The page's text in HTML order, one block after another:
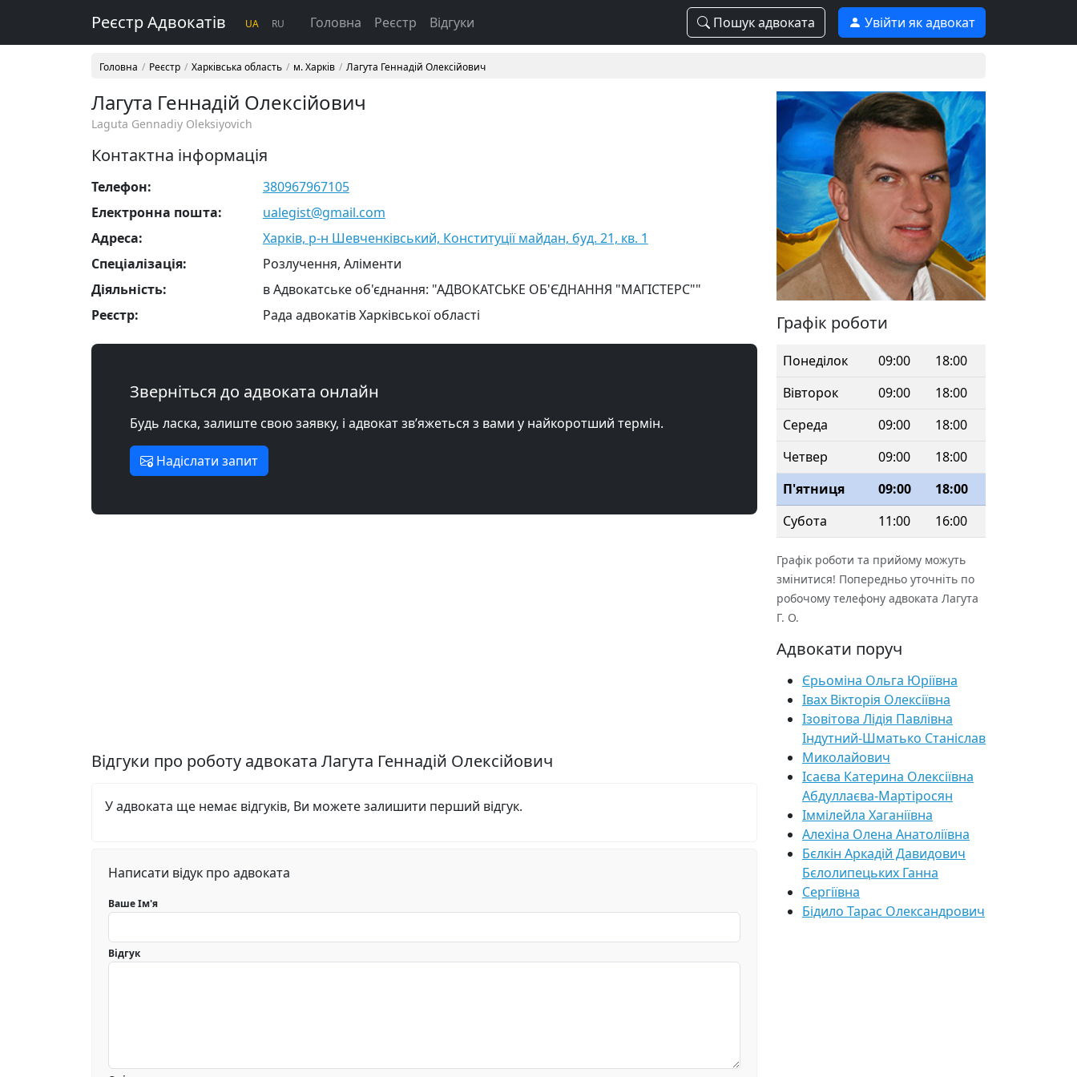
Реєстр Адвокатів UA RU Головна Реєстр Відгуки Пошук адвоката Увійти як адвокат
Головна Реєстр Харківська область м. Харків Лагута Геннадій Олексійович
Лагута Геннадій Олексійович
Laguta Gennadiy Oleksiyovich
Контактна інформація
Телефон:
380967967105
Електронна пошта:
ualegist@gmail.com
Адреса:
Харків, р-н Шевченківський, Конституції майдан, буд. 21, кв. 1
Cпеціалізація:
Розлучення, Аліменти
Діяльність:
в Адвокатське об'єднання: "АДВОКАТСЬКЕ ОБ'ЄДНАННЯ "МАГІСТЕРС""
Реєстр:
Рада адвокатів Харківської області
Зверніться до адвоката онлайн
Будь ласка, залиште свою заявку, і адвокат зв’яжеться з вами у найкоротший термін.
Надіслати запит
Відгуки про роботу адвоката Лагута Геннадій Олексійович
У адвоката ще немає відгуків, Ви можете залишити перший відгук.
Написати відук про адвоката
Ваше Ім'я
Відгук
Графік роботи
Понеділок 09:00
18:00
Вівторок
09:00
18:00
Середа
09:00
18:00
Четвер
09:00
18:00
П'ятниця
09:00
18:00
Субота
11:00 16:00
Графік роботи та прийому можуть
змінитися! Попередньо уточніть по
робочому телефону адвоката Лагута
Г. О.
Адвокати поруч
Єрьоміна Ольга Юріївна
Івах Вікторія Олексіївна
Ізовітова Лідія Павлівна
Індутний-Шматько Станіслав
Миколайович
Ісаєва Катерина Олексіївна
Абдуллаєва-Мартіросян
Іммілейла Хаганіївна
Алехіна Олена Анатоліївна
Бєлкін Аркадій Давидович
Бєлолипецьких Ганна
Сергіївна
Бідило Тарас Олександрович